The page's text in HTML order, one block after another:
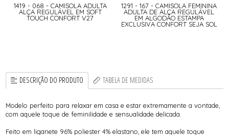
1419 - 068 - CAMISOLA ADULTA
ALÇA REGULÁVEL EM SOFT
TOUCH CONFORT V27
1291 - 167 - CAMISOLA FEMININA
ADULTA DE ALÇA REGULÁVEL
EM ALGODÃO ESTAMPA
EXCLUSIVA CONFORT SEJA SOL
DESCRIÇÃO DO PRODUTO TABELA DE MEDIDAS
Modelo perfeito para relaxar em casa e estar extremamente a vontade,
com aquele toque de feminilidade e sensualidade delicada.
Feito em liganete 96% poliester 4% elastano, ele tem aquele toque